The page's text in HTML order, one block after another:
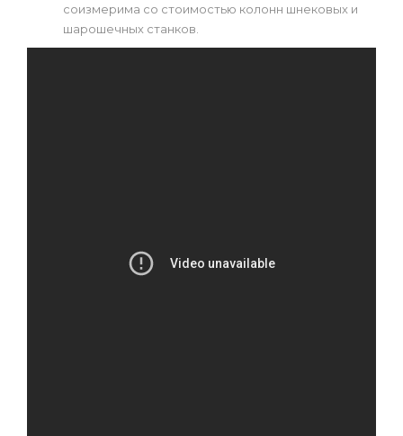
соизмерима со стоимостью колонн шнековых и
шарошечных станков.